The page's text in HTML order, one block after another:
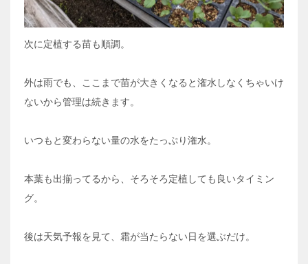
次に定植する苗も順調。
外は雨でも、ここまで苗が大きくなると潅水しなくちゃいけ
ないから管理は続きます。
いつもと変わらない量の水をたっぷり潅水。
本葉も出揃ってるから、そろそろ定植しても良いタイミン
グ。
後は天気予報を見て、霜が当たらない日を選ぶだけ。